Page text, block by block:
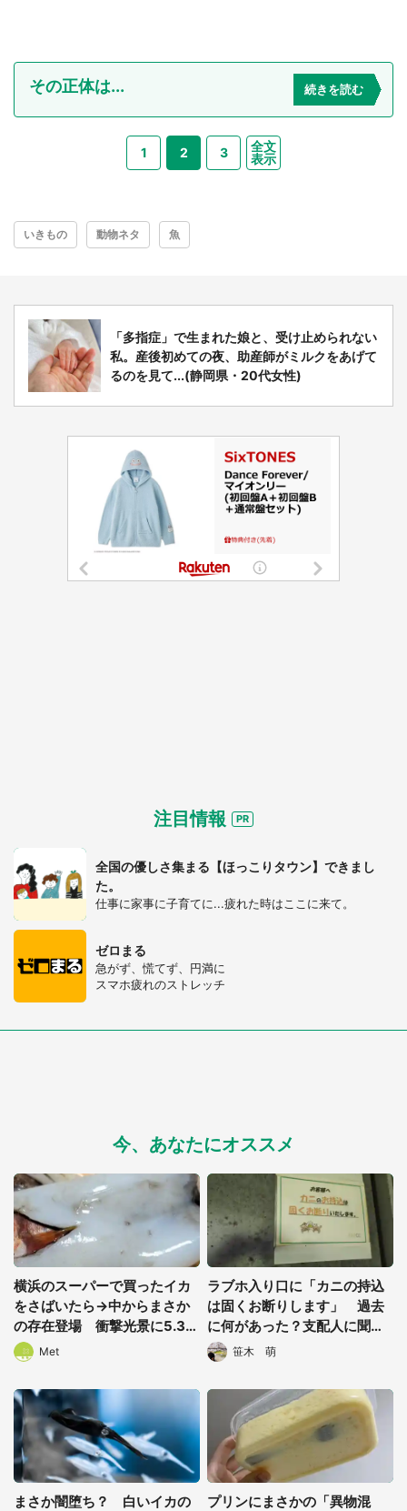
都道府選択
その正体は... 続きを読む
1 2 3
全文
表示
いきもの 動物ネタ 魚
「多指症」で生まれた娘と、受け止められない
私。産後初めての夜、助産師がミルクをあげて
るのを見て...(静岡県・20代女性)
注目情報
全国の優しさ集まる【ほっこりタウン】できまし
た。
仕事に家事に子育てに...疲れた時はここに来て。
ゼロまる
急がず、慌てず、円満に
スマホ疲れのストレッチ
今、あなたにオススメ
横浜のスーパーで買ったイカ
をさばいたら→中からまさか
の存在登場 衝撃光景に5.3万
人驚がく
Met
ラブホ入り口に「カニの持込
は固くお断りします」 過去
に何があった？支配人に聞い
てみると...
笹木 萌
まさか闇堕ち？ 白いイカの
プリンにまさかの「異物混